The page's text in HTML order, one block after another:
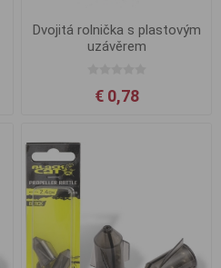
Dvojitá rolnička s plastovým
uzávěrem
€ 0,78